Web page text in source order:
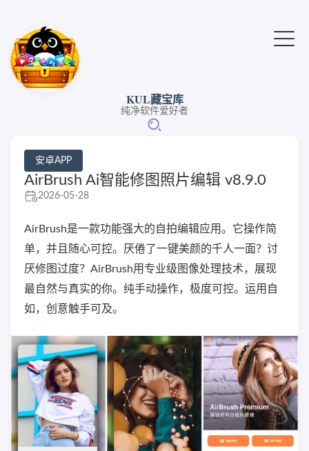
KUL藏宝库
纯净软件爱好者
安卓APP
AirBrush Ai智能修图照片编辑 v8.9.0
2026-05-28
AirBrush是一款功能强大的自拍编辑应用。它操作简
单，并且随心可控。厌倦了一键美颜的千人一面？讨
厌修图过度？AirBrush用专业级图像处理技术，展现
最自然与真实的你。纯手动操作，极度可控。运用自
如，创意触手可及。